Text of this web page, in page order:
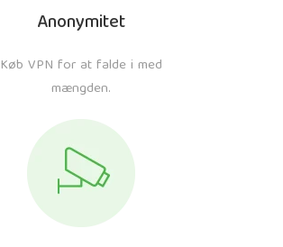
Anonymitet
Køb VPN for at falde i med
mængden.